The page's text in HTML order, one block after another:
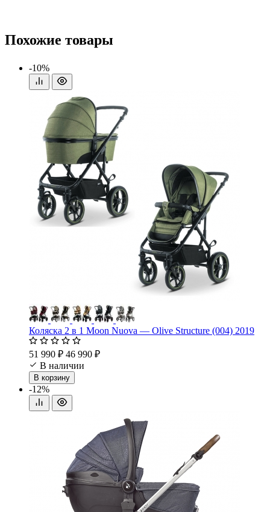
Похожие товары
-10%
Коляска 2 в 1 Moon Nuova — Olive Structure (004) 2019
51 990 ₽ 46 990 ₽
В наличии
В корзину
-12%